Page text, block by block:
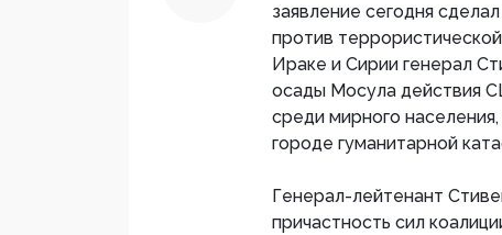
заявление сегодня
против
Ираке и Сирии генерал
осады Мосула действия
среди мирного
городе гуманитарной
Генерал-лейтенант
причастность сил